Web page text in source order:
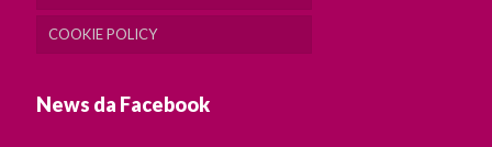
COOKIE POLICY
News da Facebook